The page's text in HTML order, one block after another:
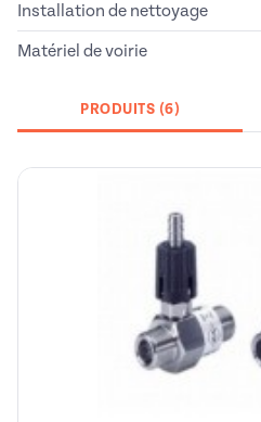
Installation de nettoyage
Matériel de voirie
PRODUITS (6)